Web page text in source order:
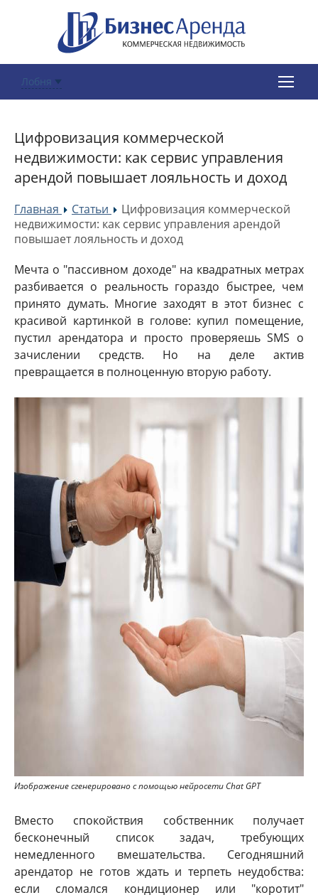
Лобня
Цифровизация коммерческой
недвижимости: как сервис управления
арендой повышает лояльность и доход
Главная »Статьи »Цифровизация коммерческой
недвижимости: как сервис управления арендой
повышает лояльность и доход
Мечта о "пассивном доходе" на квадратных метрах
разбивается о реальность гораздо быстрее, чем
принято думать. Многие заходят в этот бизнес с
красивой картинкой в голове: купил помещение,
пустил арендатора и просто проверяешь SMS о
зачислении средств. Но на деле актив
превращается в полноценную вторую работу.
Изображение сгенерировано с помощью нейросети Chat GPT
Вместо спокойствия собственник получает
бесконечный список задач, требующих
немедленного вмешательства. Сегодняшний
арендатор не готов ждать и терпеть неудобства:
если сломался кондиционер или "коротит"